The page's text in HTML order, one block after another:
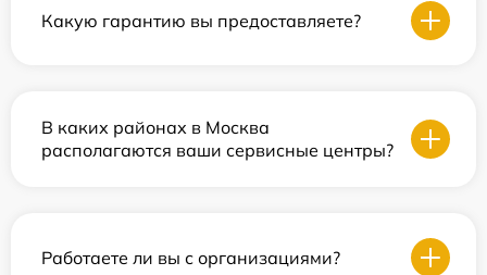
Какую гарантию вы предоставляете?
В каких районах в Москва
располагаются ваши сервисные центры?
Работаете ли вы с организациями?